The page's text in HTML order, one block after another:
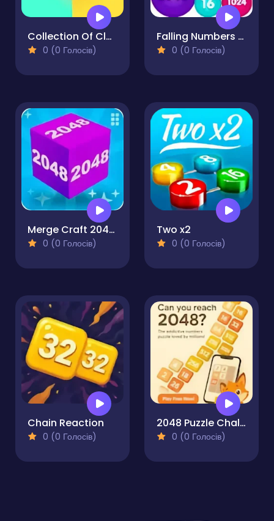
Collection Of Classic Puzzles - 2048 - 10x10
0 (0 Голосів)
Falling Numbers - 2048 puzzle
0 (0 Голосів)
Merge Craft 2048 3D Puzzle
0 (0 Голосів)
Two x2
0 (0 Голосів)
Chain Reaction
0 (0 Голосів)
2048 Puzzle Challenge - Number Merge Mania!
0 (0 Голосів)